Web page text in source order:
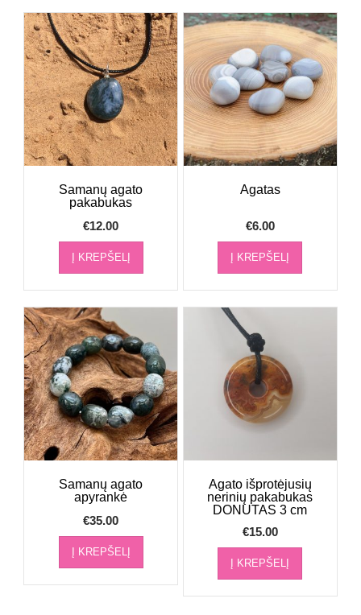
Samanų agato
pakabukas
€12.00
Į KREPŠELĮ
Agatas
€6.00
Į KREPŠELĮ
Samanų agato
apyrankė
€35.00
Į KREPŠELĮ
Agato išprotėjusių
nerinių pakabukas
DONUTAS 3 cm
€15.00
Į KREPŠELĮ